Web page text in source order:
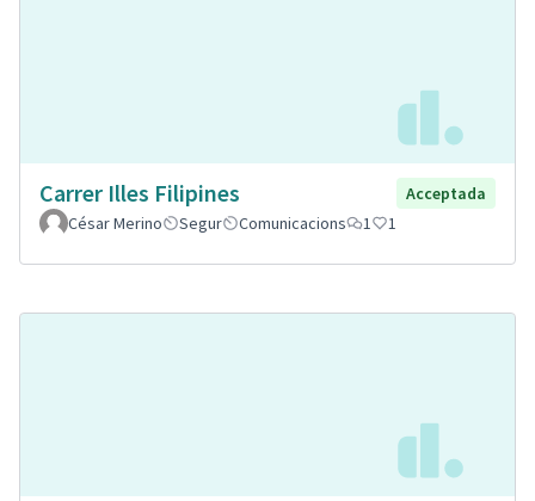
Carrer Illes Filipines
Acceptada
César Merino
Segur Comunicacions 1 1